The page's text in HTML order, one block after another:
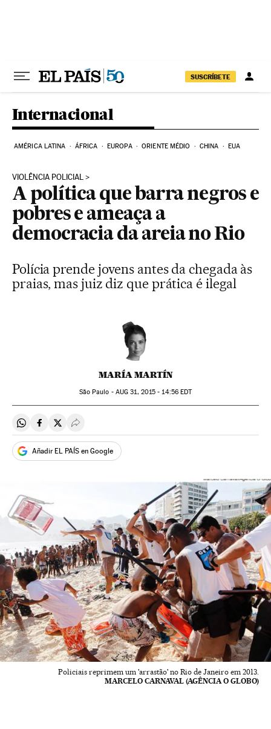
SUSCRÍBETE
Internacional
AMÉRICA LATINA ÁFRICA EUROPA ORIENTE MÉDIO CHINA EUA
VIOLÊNCIA POLICIAL
A política que barra negros e
pobres e ameaça a
democracia da areia no Rio
Polícia prende jovens antes da chegada às
praias, mas juiz diz que prática é ilegal
MARÍA MARTÍN
São Paulo - AUG 31, 2015 - 14:56EDT
Compartir en Whatsapp
Compartir en Facebook
Compartir en Twitter
Desplegar Redes Sociales
Añadir EL PAÍS en Google
Policiais reprimem um 'arrastão' no Rio de Janeiro em 2013.
MARCELO CARNAVAL (AGÊNCIA O GLOBO)